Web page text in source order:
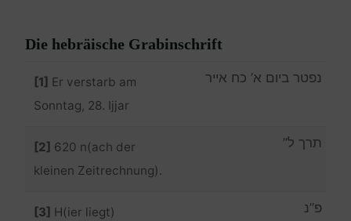
Die hebräische Grabinschrift
[1] Er verstarb am
Sonntag, 28. Ijjar
נפטר ביום א’ כח אייר
[2] 620 n(ach der
kleinen Zeitrechnung).
תרך ל”
[3] H(ier liegt)
פ”נ